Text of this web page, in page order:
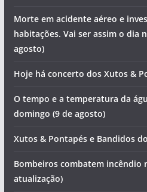
Morte em acidente aéreo e
habitações. Vai ser assim o dia
agosto)
Hoje há concerto dos Xutos &
O tempo e a temperatura da
domingo (9 de agosto)
Xutos & Pontapés e Bandidos
Bombeiros combatem incêndio
atualização)